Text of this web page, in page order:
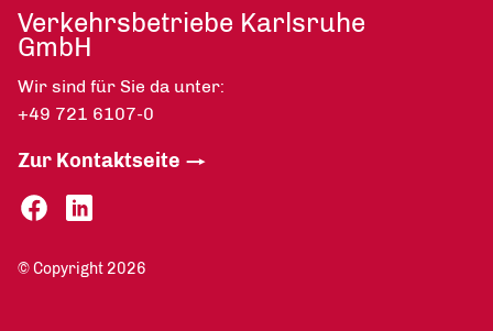
Verkehrsbetriebe Karlsruhe
GmbH
Wir sind für Sie da unter:
+49 721 6107-0
Zur Kontaktseite
© Copyright 2026